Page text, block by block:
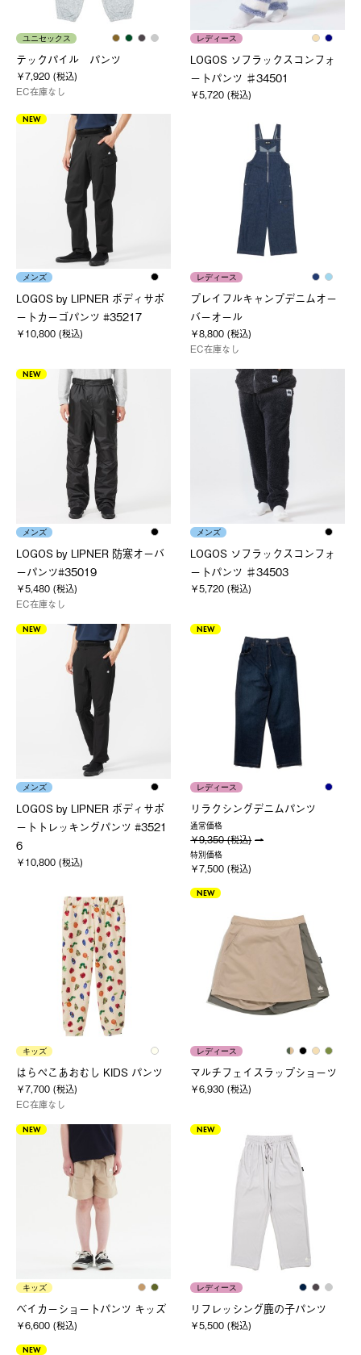
ユニセックス
テックパイル パンツ
￥7,920 (税込)
EC在庫なし
レディース
LOGOS ソフラックスコンフォ
ートパンツ ♯34501
￥5,720 (税込)
NEW
メンズ
LOGOS by LIPNER ボディサポ
ートカーゴパンツ #35217
￥10,800 (税込)
レディース
プレイフルキャンプデニムオー
バーオール
￥8,800 (税込)
EC在庫なし
NEW
メンズ
LOGOS by LIPNER 防寒オーバ
ーパンツ#35019
￥5,480 (税込)
EC在庫なし
メンズ
LOGOS ソフラックスコンフォ
ートパンツ ♯34503
￥5,720 (税込)
NEW
メンズ
LOGOS by LIPNER ボディサポ
ートトレッキングパンツ #3521
6
￥10,800 (税込)
NEW
レディース
リラクシングデニムパンツ
通常価格
￥9,350 (税込)
特別価格
￥7,500 (税込)
キッズ
はらぺこあおむし KIDS パンツ
￥7,700 (税込)
EC在庫なし
NEW
レディース
マルチフェイスラップショーツ
￥6,930 (税込)
NEW
キッズ
ベイカーショートパンツ キッズ
￥6,600 (税込)
NEW
レディース
リフレッシング鹿の子パンツ
￥5,500 (税込)
NEW